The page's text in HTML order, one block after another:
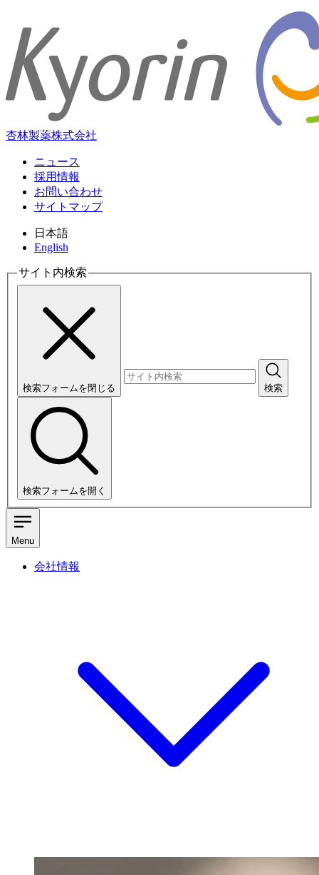
杏林製薬株式会社
ニュース
採用情報
お問い合わせ
サイトマップ
日本語
English
サイト内検索
検索フォームを閉じる 検索
検索フォームを開く
Menu
会社情報